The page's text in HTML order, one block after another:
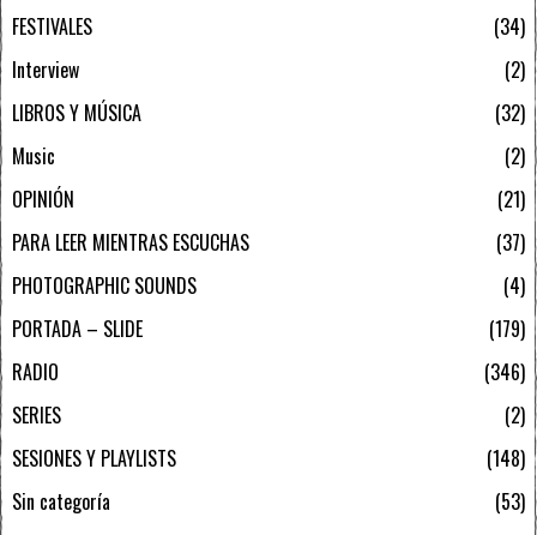
FESTIVALES
34
Interview
2
LIBROS Y MÚSICA
32
Music
2
OPINIÓN
21
PARA LEER MIENTRAS ESCUCHAS
37
PHOTOGRAPHIC SOUNDS
4
PORTADA – SLIDE
179
RADIO
346
SERIES
2
SESIONES Y PLAYLISTS
148
Sin categoría
53